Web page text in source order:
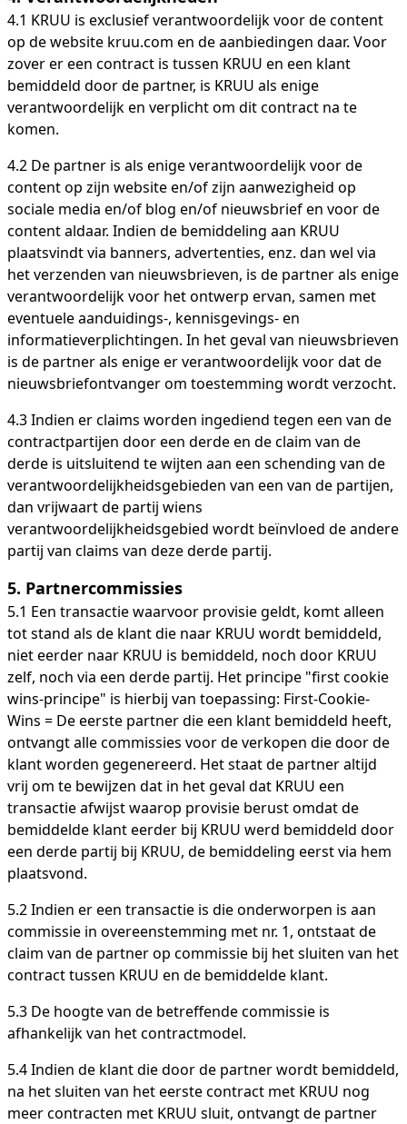
4.1 KRUU is exclusief verantwoordelijk voor de content
op de website kruu.com en de aanbiedingen daar. Voor
zover er een contract is tussen KRUU en een klant
bemiddeld door de partner, is KRUU als enige
verantwoordelijk en verplicht om dit contract na te
komen.
4.2 De partner is als enige verantwoordelijk voor de
content op zijn website en/of zijn aanwezigheid op
sociale media en/of blog en/of nieuwsbrief en voor de
content aldaar. Indien de bemiddeling aan KRUU
plaatsvindt via banners, advertenties, enz. dan wel via
het verzenden van nieuwsbrieven, is de partner als enige
verantwoordelijk voor het ontwerp ervan, samen met
eventuele aanduidings-, kennisgevings- en
informatieverplichtingen. In het geval van nieuwsbrieven
is de partner als enige er verantwoordelijk voor dat de
nieuwsbriefontvanger om toestemming wordt verzocht.
4.3 Indien er claims worden ingediend tegen een van de
contractpartijen door een derde en de claim van de
derde is uitsluitend te wijten aan een schending van de
verantwoordelijkheidsgebieden van een van de partijen,
dan vrijwaart de partij wiens
verantwoordelijkheidsgebied wordt beïnvloed de andere
partij van claims van deze derde partij.
5. Partnercommissies
5.1 Een transactie waarvoor provisie geldt, komt alleen
tot stand als de klant die naar KRUU wordt bemiddeld,
niet eerder naar KRUU is bemiddeld, noch door KRUU
zelf, noch via een derde partij. Het principe "first cookie
wins-principe" is hierbij van toepassing: First-Cookie-
Wins = De eerste partner die een klant bemiddeld heeft,
ontvangt alle commissies voor de verkopen die door de
klant worden gegenereerd. Het staat de partner altijd
vrij om te bewijzen dat in het geval dat KRUU een
transactie afwijst waarop provisie berust omdat de
bemiddelde klant eerder bij KRUU werd bemiddeld door
een derde partij bij KRUU, de bemiddeling eerst via hem
plaatsvond.
5.2 Indien er een transactie is die onderworpen is aan
commissie in overeenstemming met nr. 1, ontstaat de
claim van de partner op commissie bij het sluiten van het
contract tussen KRUU en de bemiddelde klant.
5.3 De hoogte van de betreffende commissie is
afhankelijk van het contractmodel.
5.4 Indien de klant die door de partner wordt bemiddeld,
na het sluiten van het eerste contract met KRUU nog
meer contracten met KRUU sluit, ontvangt de partner